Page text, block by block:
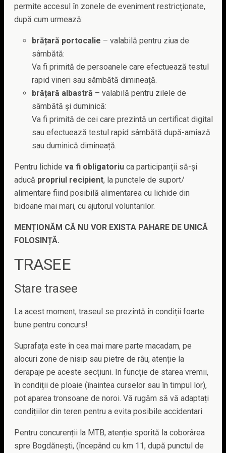
permite accesul în zonele de eveniment restricționate,
după cum urmează:
brățară portocalie – valabilă pentru ziua de
sâmbătă:
Va fi primită de persoanele care efectuează testul
rapid vineri sau sâmbătă dimineață.
brățară albastră – valabilă pentru zilele de
sâmbătă și duminică:
Va fi primită de cei care prezintă un certificat digital
sau efectuează testul rapid sâmbătă după-amiază
sau duminică dimineață.
Pentru lichide va fi obligatoriu ca participanții să-și
aducă propriul recipient, la punctele de suport/
alimentare fiind posibilă alimentarea cu lichide din
bidoane mai mari, cu ajutorul voluntarilor.
MENȚIONĂM CĂ NU VOR EXISTA PAHARE DE UNICĂ
FOLOSINȚĂ.
TRASEE
Stare trasee
La acest moment, traseul se prezintă în condiții foarte
bune pentru concurs!
Suprafața este în cea mai mare parte macadam, pe
alocuri zone de nisip sau pietre de râu, atenție la
derapaje pe aceste secțiuni. In funcție de starea vremii,
în condiții de ploaie (înaintea curselor sau în timpul lor),
pot aparea tronsoane de noroi. Vă rugăm să vă adaptați
condițiilor din teren pentru a evita posibile accidentari.
Pentru concurenții la MTB, atenție sporită la coborârea
spre Bogdănești, (începând cu km 11, după punctul de